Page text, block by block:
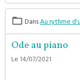
DansAu rythme
Ode au piano
Le 14/07/2021